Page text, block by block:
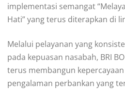
implementasi semangat
Hati” yang terus diterapkan di
Melalui pelayanan yang
pada kepuasan nasabah, BRI
terus membangun
pengalaman perbankan yang